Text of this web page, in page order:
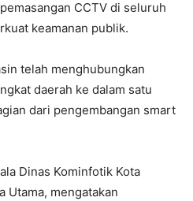
CCTV di seluruh
keamanan publik.
telah menghubungkan
daerah ke dalam satu
dari pengembangan smart
Dinas Kominfotik Kota
Utama, mengatakan